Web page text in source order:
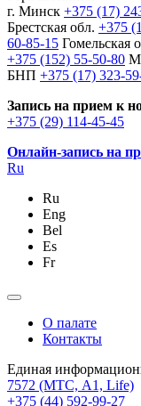
г. Минск +375 (17)
Брестская обл. +375
60-85-15 Гомельская
+375 (152) 55-50-80
БНП +375 (17) 323-
Запись на прием к
+375 (29) 114-45-45
Онлайн-запись на
Ru
Ru
Eng
Bel
Es
Fr
О палате
Контакты
Единая
7572 (МТС, A1, Life)
+375 (44) 592-99-27